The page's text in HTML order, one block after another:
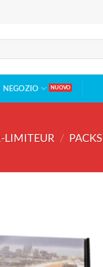
NEGOZIO
LIMITEUR / PACKS